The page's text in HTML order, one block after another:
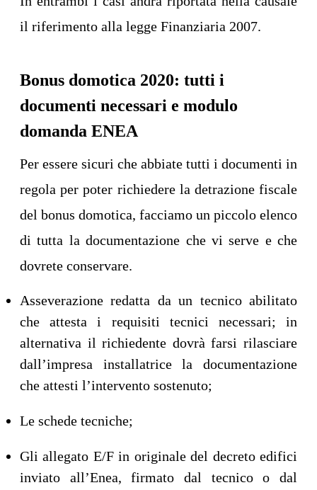
il riferimento alla legge Finanziaria 2007.
Bonus domotica 2020: tutti i
documenti necessari e modulo
domanda ENEA
Per essere sicuri che abbiate tutti i documenti in
regola per poter richiedere la detrazione fiscale
del bonus domotica, facciamo un piccolo elenco
di tutta la documentazione che vi serve e che
dovrete conservare.
Asseverazione redatta da un tecnico abilitato
che attesta i requisiti tecnici necessari; in
alternativa il richiedente dovrà farsi rilasciare
dall’impresa installatrice la documentazione
che attesti l’intervento sostenuto;
Le schede tecniche;
Gli allegato E/F in originale del decreto edifici
inviato all’Enea, firmato dal tecnico o dal